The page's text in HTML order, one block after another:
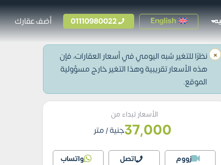
English
01110980022 أضف عقارك
× نظرًا للتغير شبه اليومي في أسعار العقارات، فإن
هذه الأسعار تقريبية وهذا التغير خارج مسؤولية
الموقع.
الأسعار تبداء من
37,000جنية/ متر
زووم اتصل واتساب